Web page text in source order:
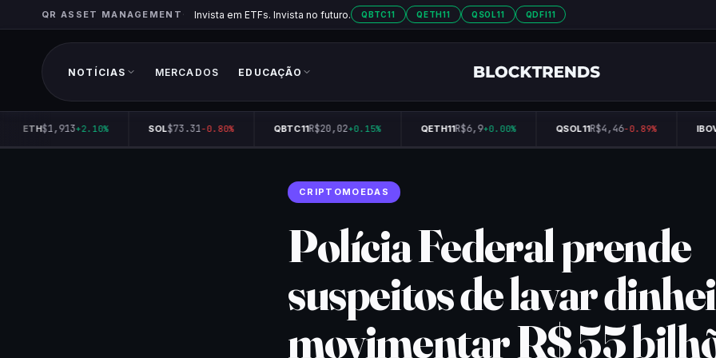
QR ASSET MANAGEMENT Invista em ETFs. Invista no futuro. QBTC11 QETH11 QSOL11 QDFI11
NOTÍCIAS MERCADOS EDUCAÇÃO
ETH$1,913+2.10% SOL$73.31-0.80% QBTC11R$20,02+0.15% QETH11R$6,9+0.00% QSOL11R$4,46-0.89%
CRIPTOMOEDAS
Polícia Federal prende
suspeitos de lavar
movimentar R$ 55